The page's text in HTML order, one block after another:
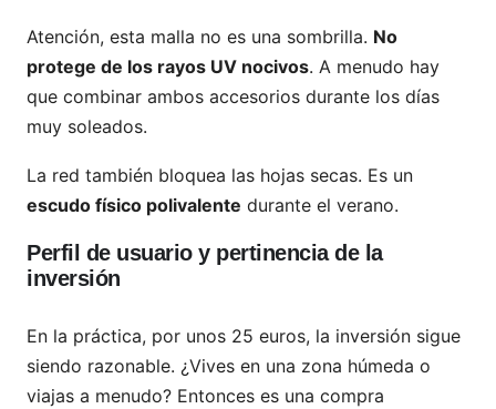
Atención, esta malla no es una sombrilla. No
protege de los rayos UV nocivos. A menudo hay
que combinar ambos accesorios durante los días
muy soleados.
La red también bloquea las hojas secas. Es un
escudo físico polivalente durante el verano.
Perfil de usuario y pertinencia de la
inversión
En la práctica, por unos 25 euros, la inversión sigue
siendo razonable. ¿Vives en una zona húmeda o
viajas a menudo? Entonces es una compra